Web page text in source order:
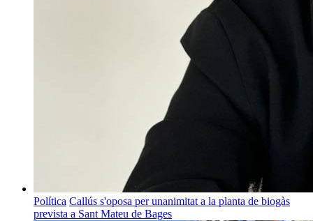
Política Callús s'oposa per unanimitat a la planta de biogàs
prevista a Sant Mateu de Bages